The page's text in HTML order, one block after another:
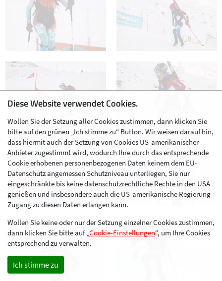
Diese Website verwendet Cookies.
Wollen Sie der Setzung aller Cookies zustimmen, dann klicken Sie
bitte auf den grünen „Ich stimme zu“ Button. Wir weisen darauf hin,
dass hiermit auch der Setzung von Cookies US-amerikanischer
Anbieter zugestimmt wird, wodurch Ihre durch das entsprechende
Cookie erhobenen personenbezogenen Daten keinem dem EU-
Datenschutz angemessen Schutzniveau unterliegen, Sie nur
eingeschränkte bis keine datenschutzrechtliche Rechte in den USA
genießen und insbesondere auch die US-amerikanische Regierung
Zugang zu diesen Daten erlangen kann.
Wollen Sie keine oder nur der Setzung einzelner Cookies zustimmen,
dann klicken Sie bitte auf „Cookie-Einstellungen“, um Ihre Cookies
entsprechend zu verwalten.
Ich stimme zu